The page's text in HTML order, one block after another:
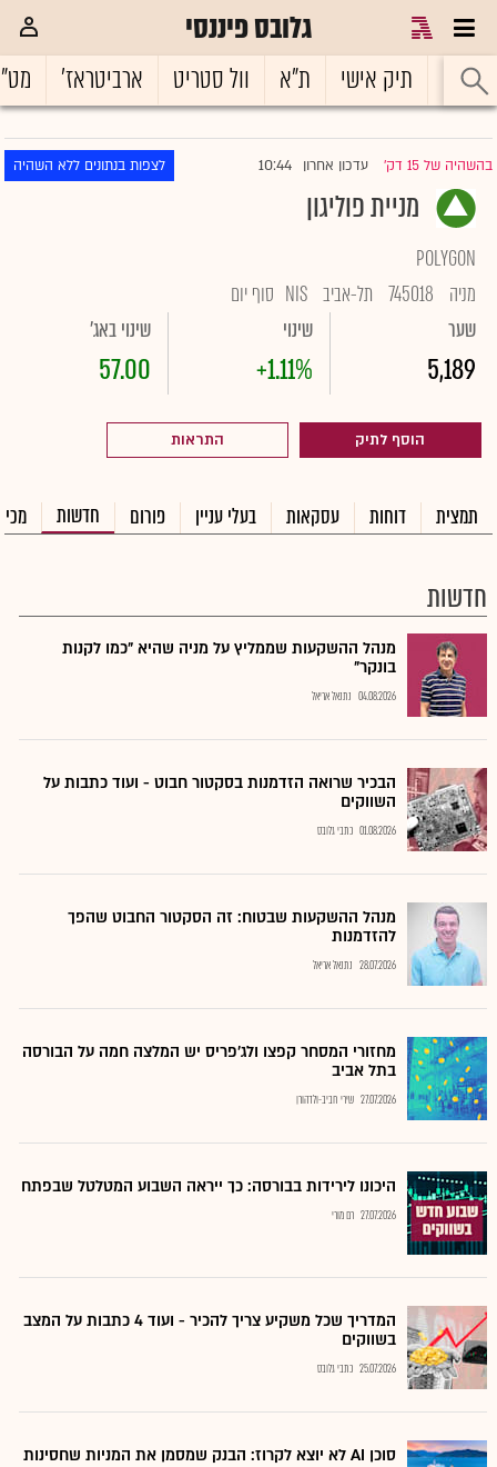
גלובס פיננסי
ראשי תיק אישי ת"א וול סטריט ארביטראז'
בהשהיה של 15 דק' |עדכון אחרון 10:44 לצפות בנתונים ללא השהיה
מניית פוליגון
POLYGON
מניה
745018 תל-אביב NIS סוף יום
שער
5,189
שינוי
+1.11%
שינוי באג'
57.00
הוסף לתיק התראות
תמצית דוחות עסקאות בעלי עניין פורום חדשות
חדשות
מנהל ההשקעות שממליץ על מניה שהיא "כמו לקנות
בונקר"
04.08.2026 נתנאל אריאל
הבכיר שרואה הזדמנות בסקטור חבוט - ועוד כתבות על
השווקים
01.08.2026 כתבי גלובס
מנהל ההשקעות שבטוח: זה הסקטור החבוט שהפך
להזדמנות
28.07.2026 נתנאל אריאל
מחזורי המסחר קפצו ולג'פריס יש המלצה חמה על הבורסה
בתל אביב
27.07.2026 שירי חביב-ולדהורן
היכונו לירידות בבורסה: כך ייראה השבוע המטלטל שבפתח
27.07.2026 רם מורי
המדריך שכל משקיע צריך להכיר - ועוד 4 כתבות על המצב
בשווקים
25.07.2026 כתבי גלובס
סוכן AI לא יוצא לקרוז: הבנק שמסמן את המניות שחסינות